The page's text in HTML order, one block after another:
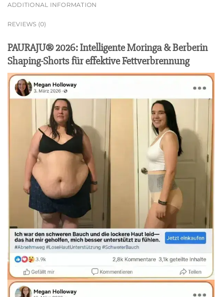
ADDITIONAL INFORMATION
REVIEWS (0)
PAURAJU® 2026: Intelligente Moringa & Berberin
Shaping-Shorts für effektive Fettverbrennung